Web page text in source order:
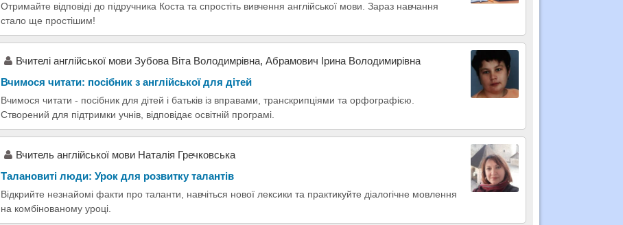
Отримайте відповіді до підручника Коста та спростіть вивчення англійської мови. Зараз навчання
стало ще простішим!
Вчителі англійської мови Зубова Віта Володимрівна, Абрамович Ірина Володимирівна
Вчимося читати: посібник з англійської для дітей
Вчимося читати - посібник для дітей і батьків із вправами, транскрипціями та орфографією.
Створений для підтримки учнів, відповідає освітній програмі.
Вчитель англійської мови Наталія Гречковська
Талановиті люди: Урок для розвитку талантів
Відкрийте незнайомі факти про таланти, навчіться нової лексики та практикуйте діалогічне мовлення
на комбінованому уроці.